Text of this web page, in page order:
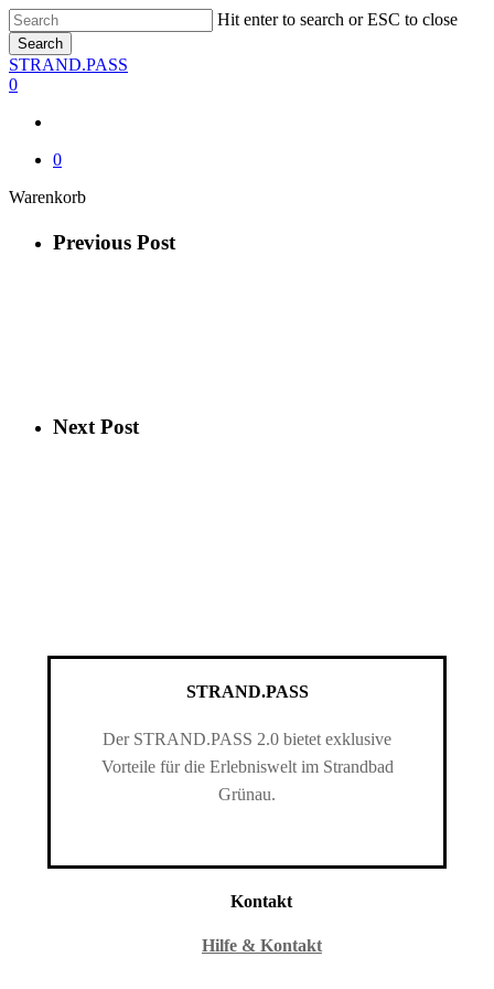
Skip
to
main
content
Hit enter to search or ESC to close
Search
Close
Search
STRAND.PASS
0
0
WarenkorbClose
Previous Post
Next Post
STRAND.PASS
Der STRAND.PASS 2.0 bietet exklusive
Vorteile für die Erlebniswelt im Strandbad
Grünau.
Kontakt
Hilfe & Kontakt